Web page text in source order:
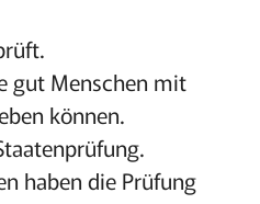
gut Menschen mit
können.
haben die Prüfung